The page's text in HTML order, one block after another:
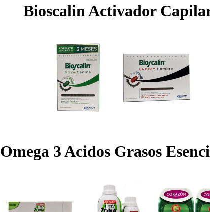
Bioscalin Activador
Omega 3 Acidos Grasos